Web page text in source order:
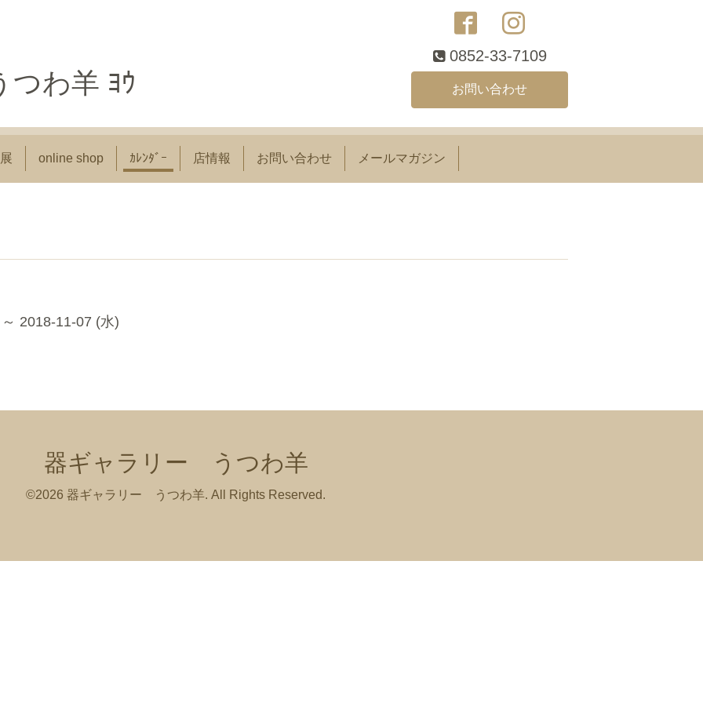
わ羊 ﾖｳ
0852-33-7109
お問い合わせ
展 online shop ｶﾚﾝﾀﾞｰ 店情報 お問い合わせ メールマガジン
2018-11-07 (水)
器ギャラリー うつわ羊
©2026 器ギャラリー うつわ羊. All Rights Reserved.